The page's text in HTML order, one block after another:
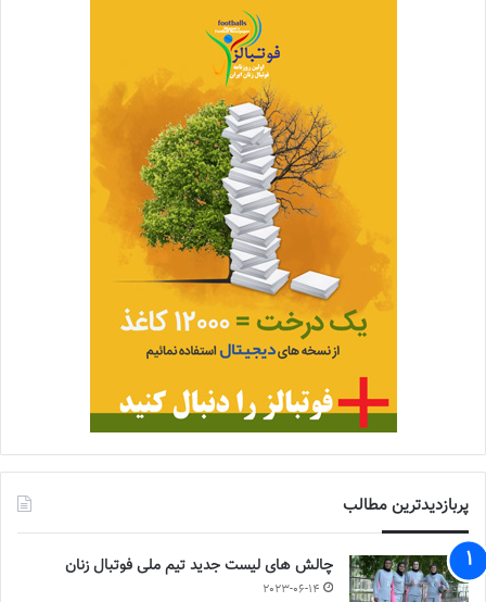
پربازدیدترین مطالب
چالش هاى ليست جدید تيم ملى فوتبال زنان
2023-06-14